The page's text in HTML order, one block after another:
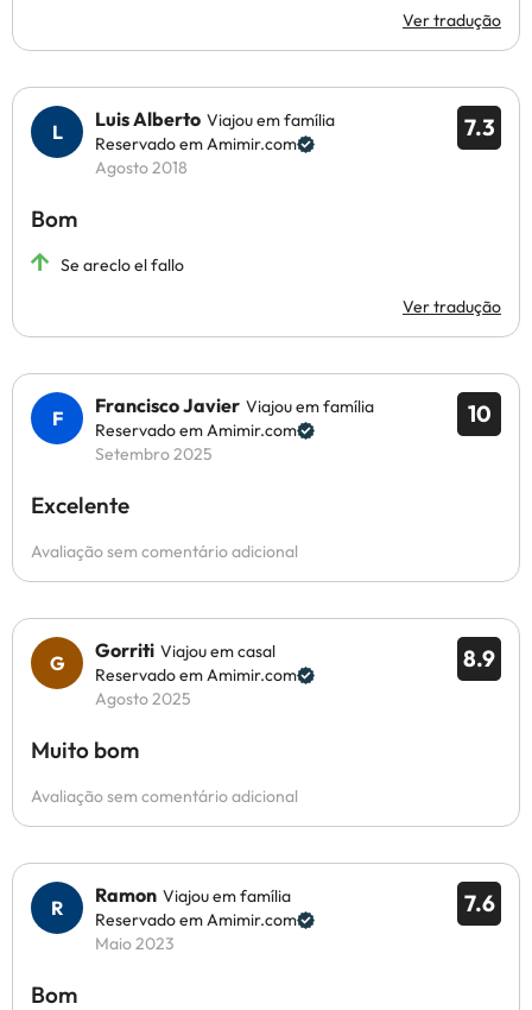
Ver tradução
7.3
Luis Alberto Viajou em família
Reservado em Amimir.com
Agosto 2018
Bom
Se areclo el fallo
Ver tradução
10
Francisco Javier Viajou em família
Reservado em Amimir.com
Setembro 2025
Excelente
Avaliação sem comentário adicional
8.9
Gorriti Viajou em casal
Reservado em Amimir.com
Agosto 2025
Muito bom
Avaliação sem comentário adicional
7.6
Ramon Viajou em família
Reservado em Amimir.com
Maio 2023
Bom